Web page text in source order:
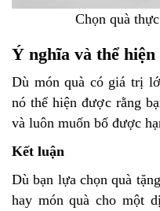
Chọn quà
Ý nghĩa và thể
Dù món quà có giá trị
nó thể hiện được rằng
và luôn muốn bố được
Kết luận
Dù bạn lựa chọn quà
hay món quà cho một